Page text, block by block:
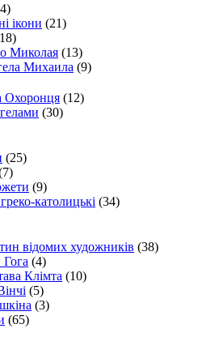
ікони (21)
Миколая (13)
Михаила (9)
Охоронця (12)
(30)
(25)
(9)
католицькі (34)
відомих художників (38)
(4)
Клімта (10)
(5)
(3)
(65)